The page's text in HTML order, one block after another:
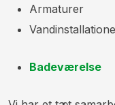
​Armaturer
Badeværelse